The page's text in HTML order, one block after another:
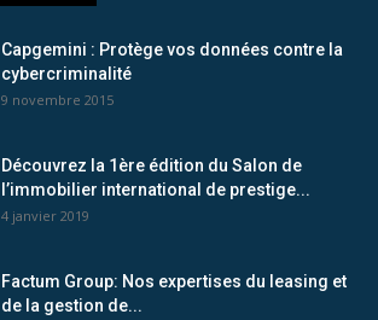
Capgemini : Protège vos données contre la
cybercriminalité
9 novembre 2015
Découvrez la 1ère édition du Salon de
l’immobilier international de prestige...
4 janvier 2019
Factum Group: Nos expertises du leasing et
de la gestion de...